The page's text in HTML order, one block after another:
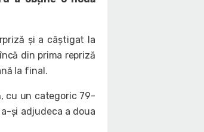
și a câștigat la
din prima repriză
la final.
cu un categoric 79-
și adjudeca a doua